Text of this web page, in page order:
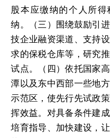
股本应缴纳的个人所
纳。（三）围绕鼓励引
技企业融资渠道、支持
求的保税仓库等，研究
试点。（四）依托国家
潭以及东中西部一些地
示范区，使先行先试政
挥效益。对具备条件建
培育指导、加快建设，